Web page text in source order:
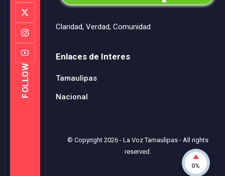
FOLLOW
Claridad, Verdad, Comunidad
Enlaces de Interes
Tamaulipas
Nacional
© Copyright2026 -La Voz Tamaulipas - All rights
reserved.
0%